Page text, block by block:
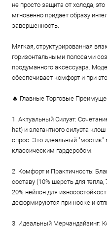
не просто защита от холода,
мгновенно придает образу
завершенность.
Мягкая, структурированная
горизонтальными полосами
продуманного аксессуара.
обеспечивает комфорт и при
🔥 Главные Торговые
1. Актуальный Силуэт:
hat) и элегантного силуэта
спрос. Это идеальный
классическим гардеробом.
2. Комфорт и Практичность:
составу (10% шерсть для
20% нейлон для
деформируются при носке и
3. Идеальный Мерчандайзинг: